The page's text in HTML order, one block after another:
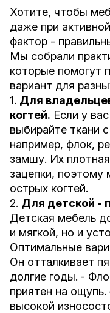
Хотите, чтобы
даже при
фактор -
Мы собрали
которые помогут
вариант для
1. Для
когтей. Если у
выбирайте ткани
например, флок,
замшу. Их
зацепки, поэтому
острых когтей.
2. Для детской -
Детская мебель
и мягкой, но и
Оптимальные
Он отталкивает
долгие годы. -
приятен на ощупь.
высокой